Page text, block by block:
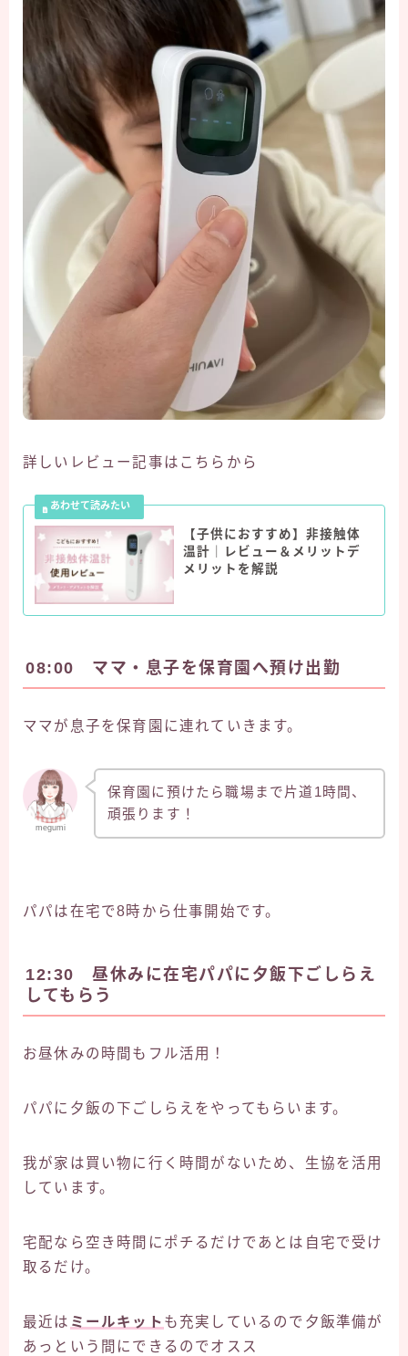
詳しいレビュー記事はこちらから
【子供におすすめ】非接触体
温計｜レビュー＆メリットデ
メリットを解説
08:00 ママ・息子を保育園へ預け出勤
ママが息子を保育園に連れていきます。
megumi
保育園に預けたら職場まで片道1時間、
頑張ります！
パパは在宅で8時から仕事開始です。
12:30 昼休みに在宅パパに夕飯下ごしらえ
してもらう
お昼休みの時間もフル活用！
パパに夕飯の下ごしらえをやってもらいます。
我が家は買い物に行く時間がないため、生協を活用
しています。
宅配なら空き時間にポチるだけであとは自宅で受け
取るだけ。
最近は ミールキット も充実しているので夕飯準備が
あっという間にできるのでオスス